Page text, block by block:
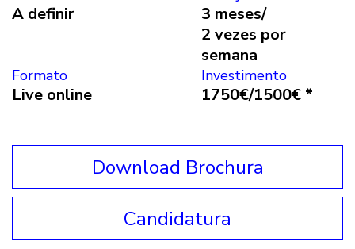
A definir
3 meses/
2 vezes por
semana
Formato
Live online
Investimento
1750€/1500€ *
Download Brochura
Candidatura